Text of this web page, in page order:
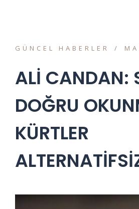
GÜNCEL HABERLER
ALİ CANDAN:
DOĞRU
KÜRTLER